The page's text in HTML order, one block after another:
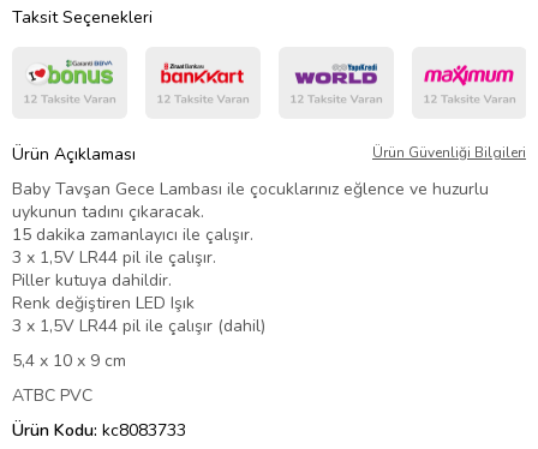
Taksit Seçenekleri
Ürün Açıklaması Ürün Güvenliği Bilgileri
Baby Tavşan Gece Lambası ile çocuklarınız eğlence ve huzurlu
uykunun tadını çıkaracak.
15 dakika zamanlayıcı ile çalışır.
3 x 1,5V LR44 pil ile çalışır.
Piller kutuya dahildir.
Renk değiştiren LED Işık
3 x 1,5V LR44 pil ile çalışır (dahil)
5,4 x 10 x 9 cm
ATBC PVC
Ürün Kodu: kc8083733